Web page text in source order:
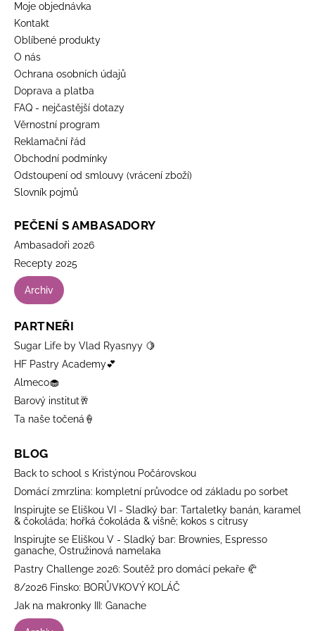
Moje objednávka
Kontakt
Oblíbené produkty
O nás
Ochrana osobních údajů
Doprava a platba
FAQ - nejčastější dotazy
Věrnostní program
Reklamační řád
Obchodní podmínky
Odstoupení od smlouvy (vrácení zboží)
Slovník pojmů
PEČENÍ S AMBASADORY
Ambasadoři 2026
Recepty 2025
Archiv
PARTNEŘI
Sugar Life by Vlad Ryasnyy 🍋
HF Pastry Academy💕
Almeco🧁
Barový institut🥂
Ta naše točená🍦
BLOG
Back to school s Kristýnou Počárovskou
Domácí zmrzlina: kompletní průvodce od základu po sorbet
Inspirujte se Eliškou VI - Sladký bar: Tartaletky banán, karamel
& čokoláda; hořká čokoláda & višně; kokos s citrusy
Inspirujte se Eliškou V - Sladký bar: Brownies, Espresso
ganache, Ostružinová namelaka
Pastry Challenge 2026: Soutěž pro domácí pekaře 🥐
8/2026 Finsko: BORŮVKOVÝ KOLÁČ
Jak na makronky III: Ganache